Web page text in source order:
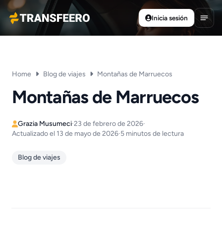
Transfeero
Inicia sesión
Home Blog de viajes Montañas de Marruecos
Montañas de Marruecos
Grazia Musumeci·23 de febrero de 2026·
Actualizado el 13 de mayo de 2026·5 minutos de lectura
Blog de viajes